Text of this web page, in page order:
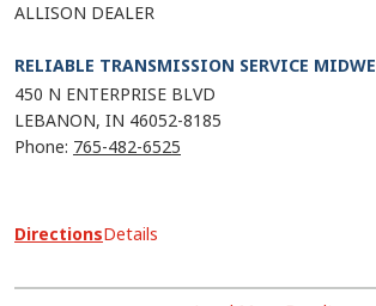
ALLISON DEALER
RELIABLE TRANSMISSION SERVICE MIDWE
450 N ENTERPRISE BLVD
LEBANON IN 46052-8185
Phone: 765-482-6525
DirectionsDetails